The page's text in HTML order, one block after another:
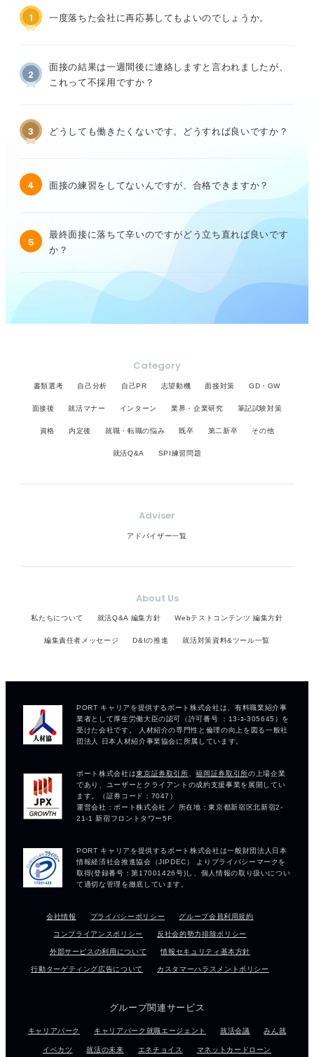
1 一度落ちた会社に再応募してもよいのでしょうか。
2
面接の結果は一週間後に連絡しますと言われましたが、
これって不採用ですか？
3 どうしても働きたくないです。どうすれば良いですか？
4 面接の練習をしてないんですが、合格できますか？
5
最終面接に落ちて辛いのですがどう立ち直れば良いです
か？
Category
書類選考 自己分析 自己PR 志望動機 面接対策 GD・GW
面接後 就活マナー インターン 業界・企業研究 筆記試験対策
資格 内定後 就職・転職の悩み 既卒 第二新卒 その他
就活Q&A SPI練習問題
Adviser
アドバイザー一覧
About Us
私たちについて 就活Q&A 編集方針 Webテストコンテンツ 編集方針
編集責任者メッセージ D&Iの推進 就活対策資料&ツール一覧
会社情報 プライバシーポリシー グループ会員利用規約
コンプライアンスポリシー 反社会的勢力排除ポリシー
外部サービスの利用について 情報セキュリティ基本方針
行動ターゲティング広告について カスタマーハラスメントポリシー